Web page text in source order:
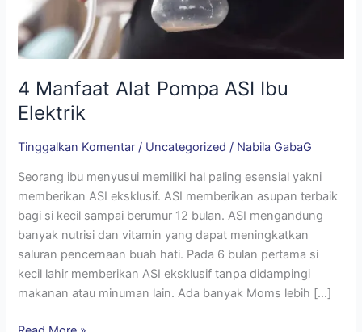
4 Manfaat Alat Pompa ASI Ibu
Elektrik
Tinggalkan Komentar / Uncategorized / Nabila GabaG
Seorang ibu menyusui memiliki hal paling esensial yakni
memberikan ASI eksklusif. ASI memberikan asupan terbaik
bagi si kecil sampai berumur 12 bulan. ASI mengandung
banyak nutrisi dan vitamin yang dapat meningkatkan
saluran pencernaan buah hati. Pada 6 bulan pertama si
kecil lahir memberikan ASI eksklusif tanpa didampingi
makanan atau minuman lain. Ada banyak Moms lebih […]